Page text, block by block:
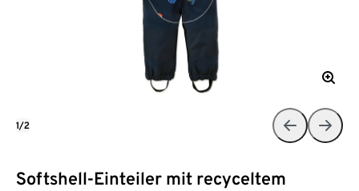
Softshell-Einteiler mit recyceltem
1/2